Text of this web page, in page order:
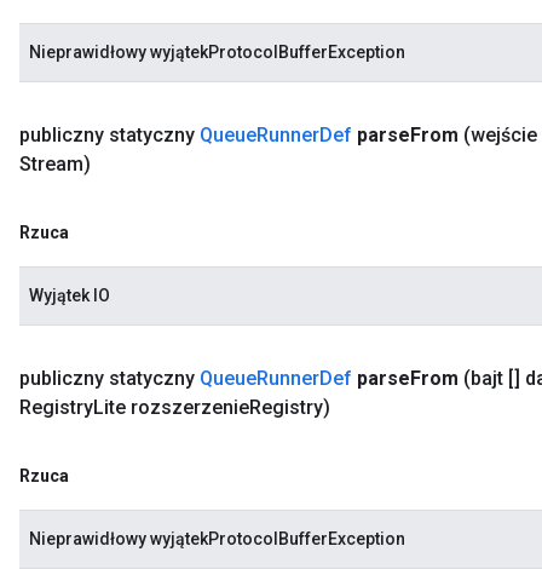
Nieprawidłowy wyjątekProtocolBufferException
publiczny statyczny QueueRunnerDef parseFrom
Stream)
Rzuca
Wyjątek IO
publiczny statyczny QueueRunnerDef parseFrom (bajt []
RegistryLite rozszerzenieRegistry)
Rzuca
Nieprawidłowy wyjątekProtocolBufferException